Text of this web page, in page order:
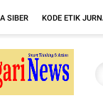
SIBER KODE ETIK